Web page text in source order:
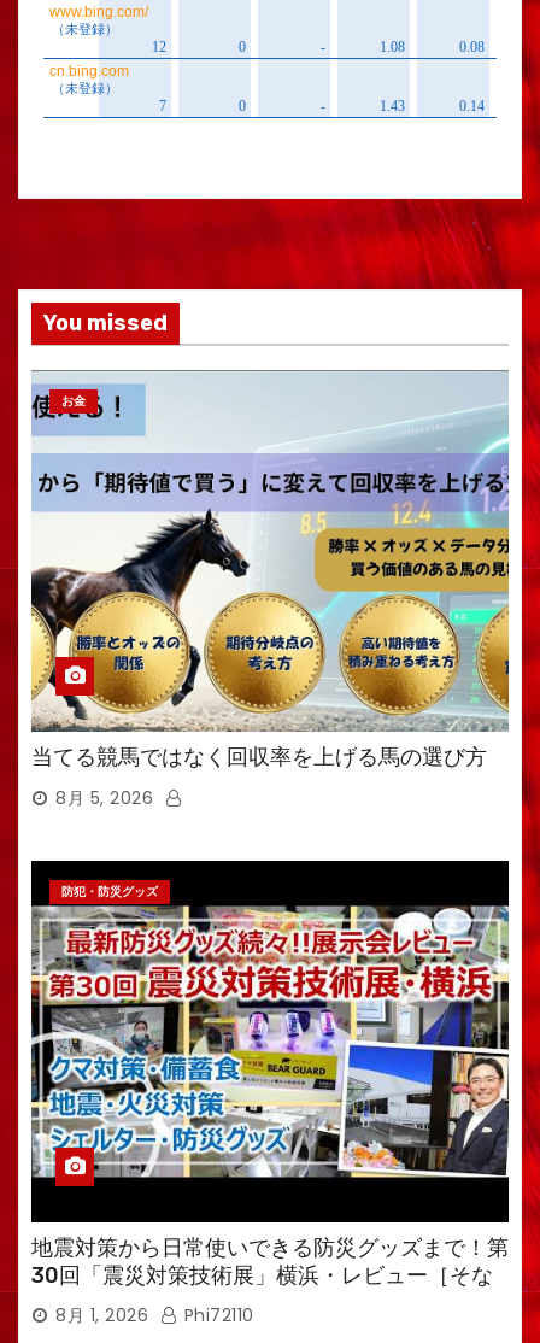
You missed
お金
当てる競馬ではなく回収率を上げる馬の選び方
8月 5, 2026
防犯・防災グッズ
地震対策から日常使いできる防災グッズまで！第
30回「震災対策技術展」横浜・レビュー［そな
えるTV・高荷智也］
8月 1, 2026 Phi72110